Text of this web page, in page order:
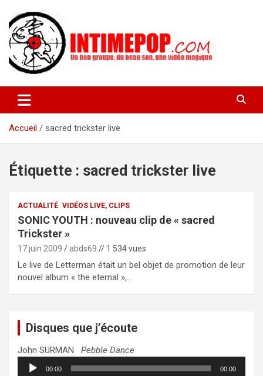
contenu
intimepop.com
actuelles pop rock, post-rock, indé sur Lyon. rock pop concert
lyon
Accueil
sacred trickster live
Étiquette : sacred trickster live
ACTUALITÉ VIDÉOS LIVE, CLIPS
SONIC YOUTH : nouveau clip de « sacred
Trickster »
17 juin 2009 abds69 // 1 534 vues
Le live de Letterman était un bel objet de promotion de leur
nouvel album « the eternal »,…
Disques que j’écoute
John SURMAN Pebble Dance
Lecteur
00:00 00:00